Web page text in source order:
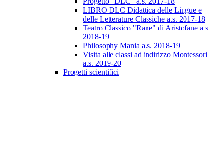
LIBRO DLC Didattica delle Lingue e
delle Letterature Classiche a.s. 2017-18
Teatro Classico "Rane" di Aristofane a.s.
2018-19
Philosophy Mania a.s. 2018-19
Visita alle classi ad indirizzo Montessori
a.s. 2019-20
Progetti scientifici